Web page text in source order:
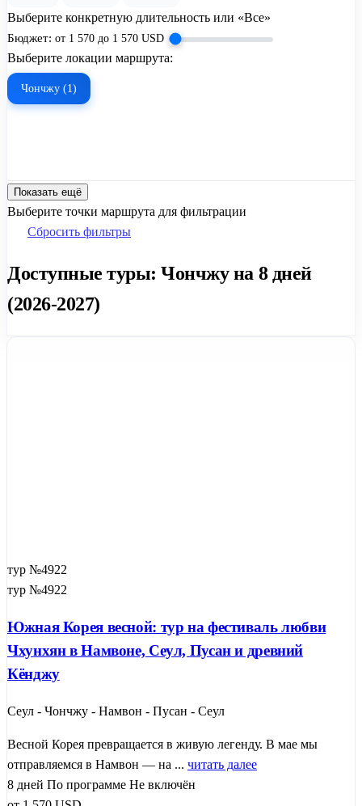
Выберите конкретную длительность или «Все»
Бюджет: от 1 570 до 1 570 USD
Выберите локации маршрута:
Чончжу (1)
Показать ещё
Выберите точки маршрута для фильтрации
Сбросить фильтры
Доступные туры: Чончжу на 8 дней
(2026-2027)
тур №4922
тур №4922
Южная Корея весной: тур на фестиваль любви
Чхунхян в Намвоне, Сеул, Пусан и древний
Кёнджу
Сеул - Чончжу - Намвон - Пусан - Сеул
Весной Корея превращается в живую легенду. В мае мы
отправляемся в Намвон — на ... читать далее
8 дней По программе Не включён